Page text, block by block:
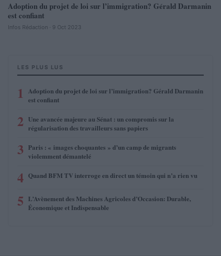
Adoption du projet de loi sur l’immigration? Gérald Darmanin
est confiant
Infos Rédaction · 9 Oct 2023
LES PLUS LUS
1 Adoption du projet de loi sur l’immigration? Gérald Darmanin
est confiant
2 Une avancée majeure au Sénat : un compromis sur la
régularisation des travailleurs sans papiers
3 Paris : « images choquantes » d’un camp de migrants
violemment démantelé
4 Quand BFM TV interroge en direct un témoin qui n’a rien vu
5 L’Avènement des Machines Agricoles d’Occasion: Durable,
Économique et Indispensable